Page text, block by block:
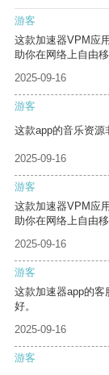
游客
这款加速器VPM应
助你在网络上自由移
2025-09-16
游客
这款app的音乐资源
2025-09-16
游客
这款加速器VPM应
助你在网络上自由移
2025-09-16
游客
这款加速器app的
好。
2025-09-16
游客